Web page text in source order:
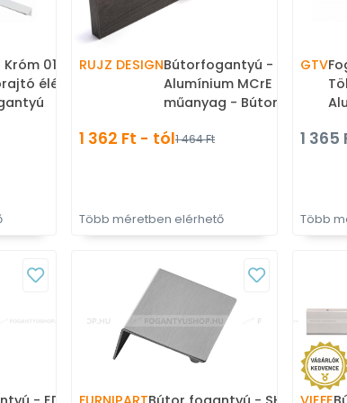
01 -
élére
RUJZ DESIGNBútorfogantyú - 643.33 -
Alumínium MCrE - ABS
műanyag - Bútorajtó élére
1 362 Ft - tól1 464 Ft
Több méretben elérhető
GTV
1
Több